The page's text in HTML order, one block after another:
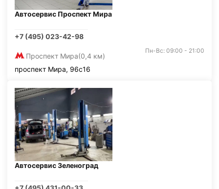
Автосервис Проспект Мира
+7 (495) 023-42-98
Проспект Мира(0,4 км)
Пн-Вс: 09:00 - 21:00
проспект Мира, 96с16
Автосервис Зеленоград